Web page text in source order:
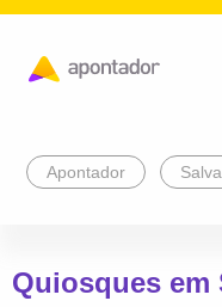
Apontador
Quiosques em